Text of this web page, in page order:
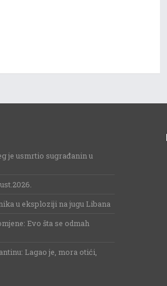
je usmrtio sugrađanin u
u eksploziji na jugu Libana
Evo šta se odmah
Lagao je, mora otići,